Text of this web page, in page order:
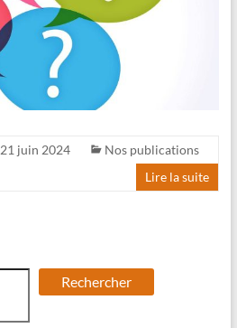
21 juin 2024
Nos publications
Lire la suite
Rechercher